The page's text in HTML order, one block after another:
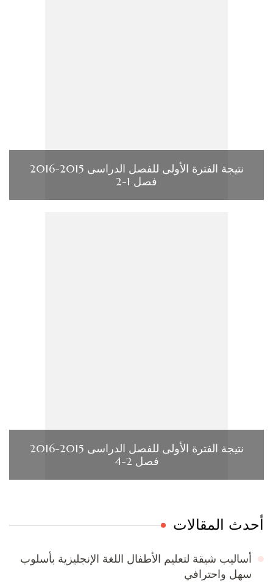
نتيجة الفترة الأولى للفصل الدراسى 2015-2016
فصل 1-2
نتيجة الفترة الأولى للفصل الدراسى 2015-2016
فصل 2-4
المقالات
أساليب شيقة لتعليم الأطفال اللغة الإنجليزية بأسلوب
سهل واحترافي